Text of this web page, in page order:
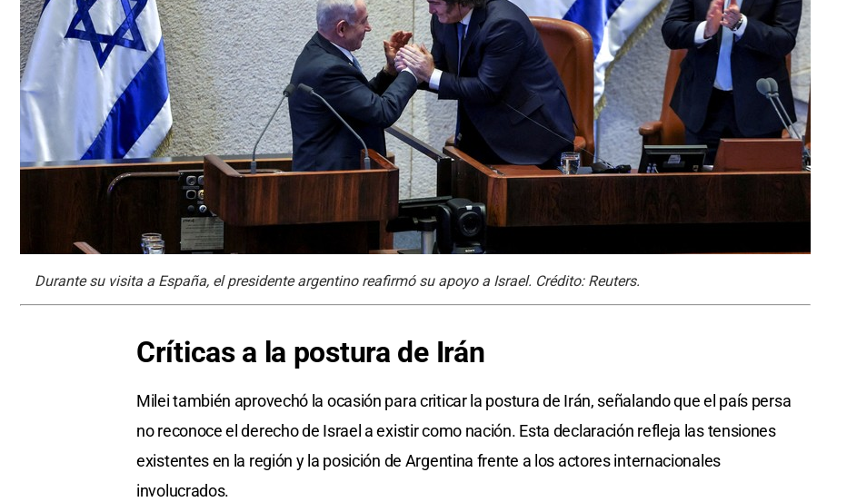
Durante su visita a España, el presidente argentino reafirmó su apoyo a Israel. Crédito: Reuters.
Críticas a la postura de Irán
Milei también aprovechó la ocasión para criticar la postura de Irán, señalando que el país persa
no reconoce el derecho de Israel a existir como nación. Esta declaración refleja las tensiones
existentes en la región y la posición de Argentina frente a los actores internacionales
involucrados.